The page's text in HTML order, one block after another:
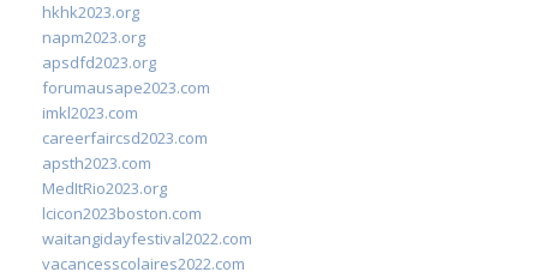
hkhk2023.org
napm2023.org
apsdfd2023.org
forumausape2023.com
imkl2023.com
careerfaircsd2023.com
apsth2023.com
MedItRio2023.org
lcicon2023boston.com
waitangidayfestival2022.com
vacancesscolaires2022.com